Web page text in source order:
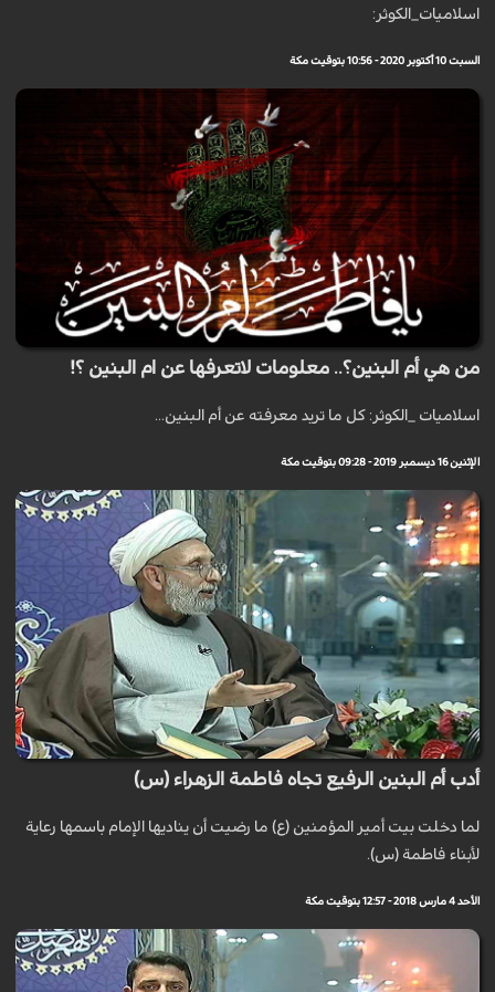
اسلاميات_الكوثر:
السبت 10 أكتوبر 2020 - 10:56 بتوقيت مكة
من هي أم البنين؟.. معلومات لاتعرفها عن ام البنين ؟!
اسلاميات _الكوثر: كل ما تريد معرفته عن أم البنين...
الإثنين 16 ديسمبر 2019 - 09:28 بتوقيت مكة
أدب أم البنين الرفيع تجاه فاطمة الزهراء (س)
لما دخلت بيت أمير المؤمنين (ع) ما رضيت أن يناديها الإمام باسمها رعاية
لأبناء فاطمة (س).
الأحد 4 مارس 2018 - 12:57 بتوقيت مكة